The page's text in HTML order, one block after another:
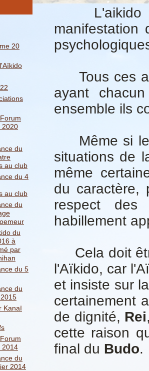
20
2020
du
au club
du 4
au club
du
du
à
par
du 5
du
Kanaï
2014
du
2014
L'aikido
Tous ces
ayant
ensemble ils
Même si les
situations de
même
du caractère,
respect des
habillement
Cela doit
l'Aïkido, car
et insiste sur
certainement
de dignité, Rei
cette raison
final du Budo.